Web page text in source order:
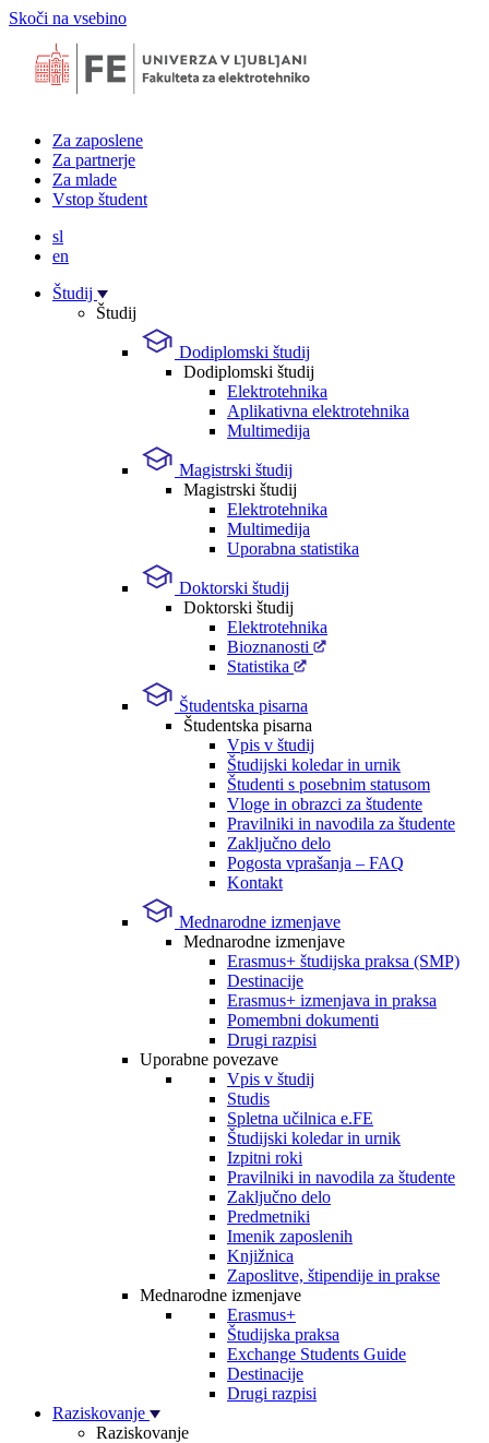
Skoči na vsebino
Za zaposlene
Za partnerje
Za mlade
Vstop študent
sl
en
Študij
Študij
Dodiplomski študij
Dodiplomski študij
Elektrotehnika
Aplikativna elektrotehnika
Multimedija
Magistrski študij
Magistrski študij
Elektrotehnika
Multimedija
Uporabna statistika
Doktorski študij
Doktorski študij
Elektrotehnika
Bioznanosti
Statistika
Študentska pisarna
Študentska pisarna
Vpis v študij
Študijski koledar in urnik
Študenti s posebnim statusom
Vloge in obrazci za študente
Pravilniki in navodila za študente
Zaključno delo
Pogosta vprašanja – FAQ
Kontakt
Mednarodne izmenjave
Mednarodne izmenjave
Erasmus+ študijska praksa (SMP)
Destinacije
Erasmus+ izmenjava in praksa
Pomembni dokumenti
Drugi razpisi
Uporabne povezave
Vpis v študij
Studis
Spletna učilnica e.FE
Študijski koledar in urnik
Izpitni roki
Pravilniki in navodila za študente
Zaključno delo
Predmetniki
Imenik zaposlenih
Knjižnica
Zaposlitve, štipendije in prakse
Mednarodne izmenjave
Erasmus+
Študijska praksa
Exchange Students Guide
Destinacije
Drugi razpisi
Raziskovanje
Raziskovanje